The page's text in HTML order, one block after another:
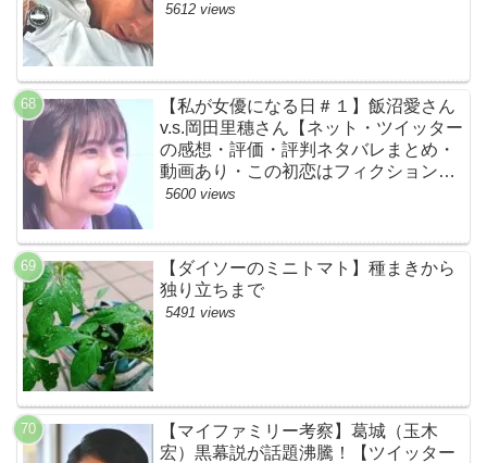
5612 views
【私が女優になる日＃１】飯沼愛さん
v.s.岡田里穗さん【ネット・ツイッター
の感想・評価・評判ネタバレまとめ・
動画あり・この初恋はフィクションで
す・初恋Ｆ】
5600 views
【ダイソーのミニトマト】種まきから
独り立ちまで
5491 views
【マイファミリー考察】葛城（玉木
宏）黒幕説が話題沸騰！【ツイッター